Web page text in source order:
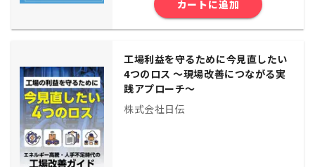
カートに追加
工場利益を守るために今見直したい
4つのロス ～現場改善につながる実
践アプローチ～
株式会社日伝